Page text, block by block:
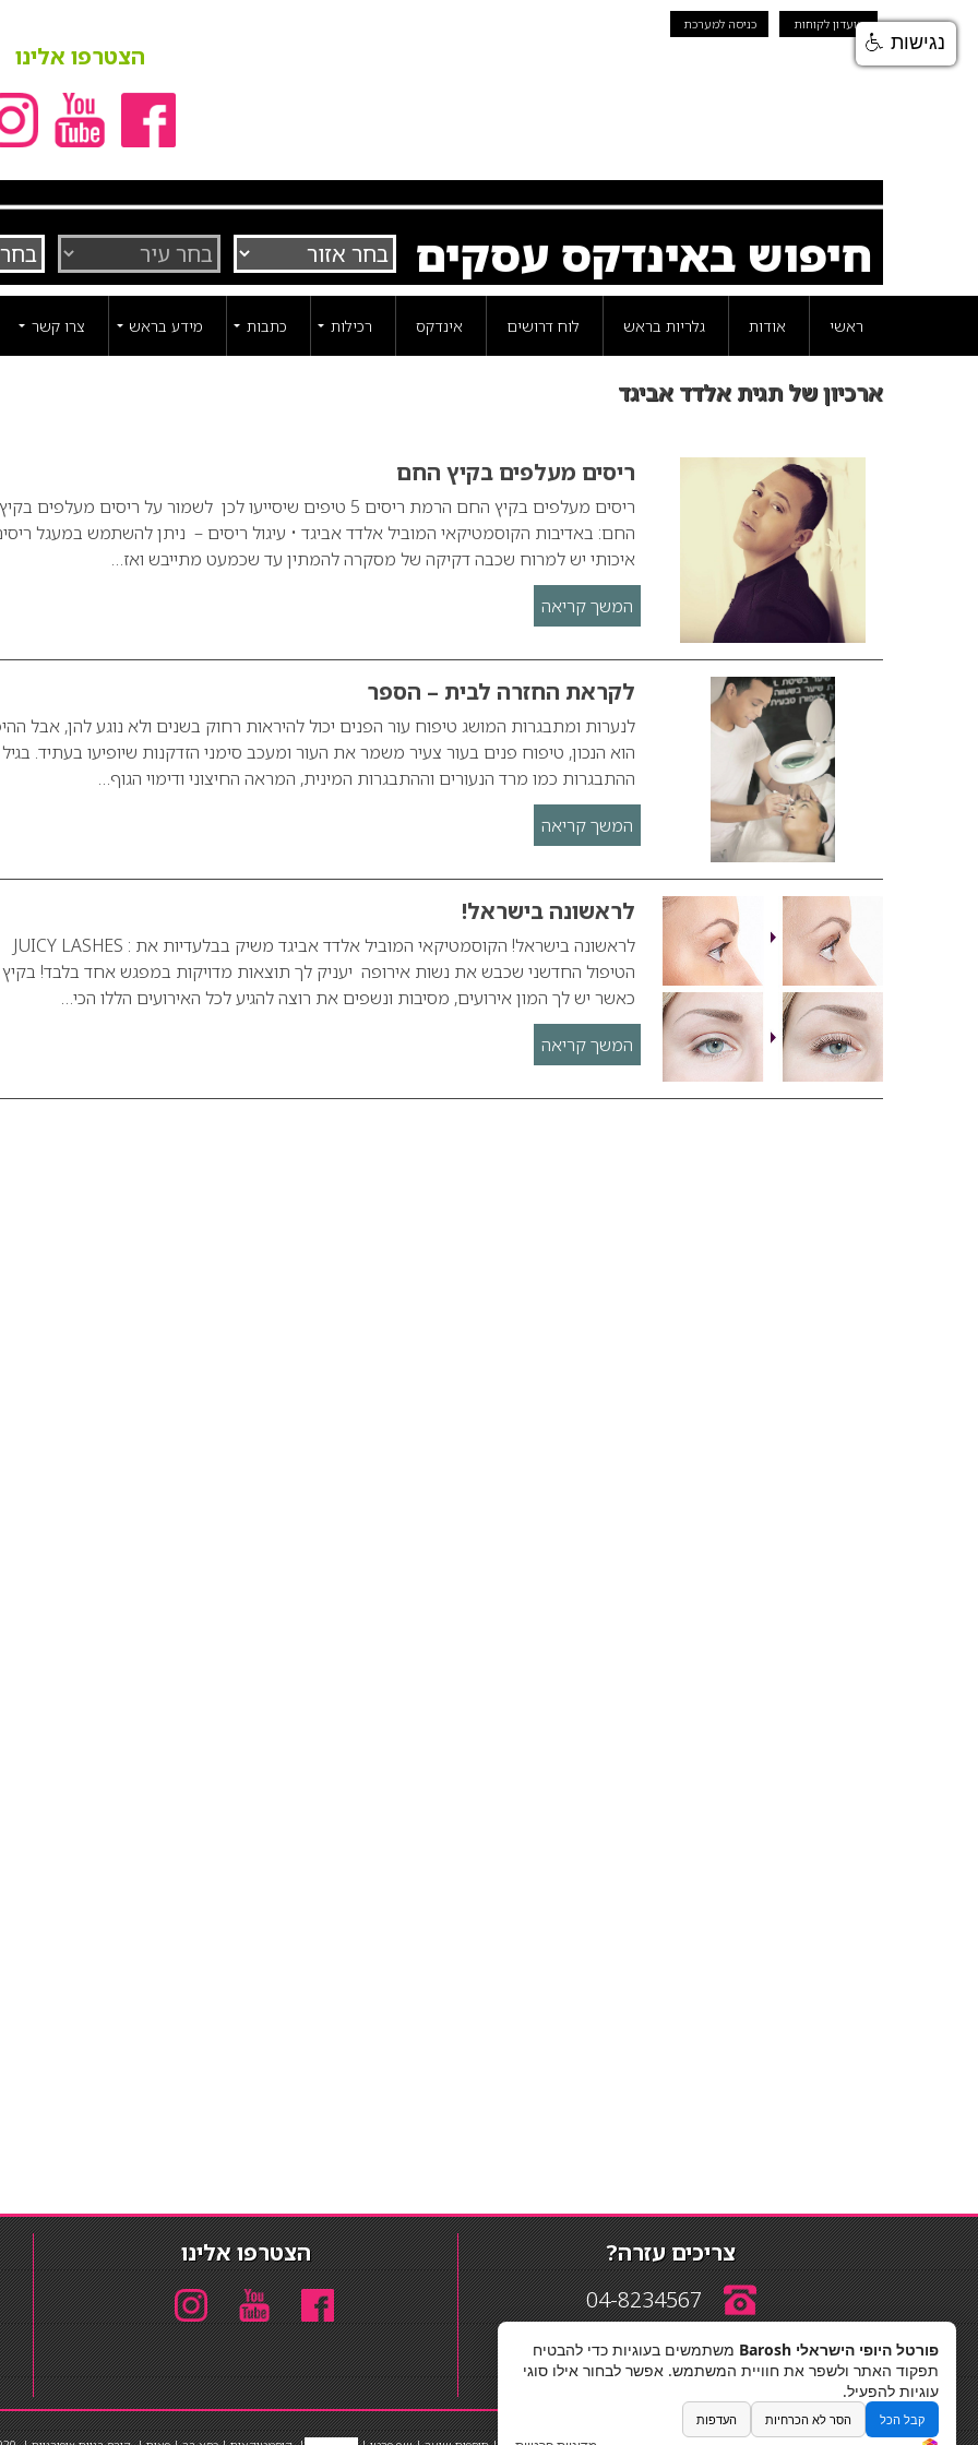
מועדון לקוחות כניסה למערכת
הצטרפו אלינו
חיפוש באינדקס עסקים
ראשי אודות גלריות בראש לוח דרושים אינדקס רכילות כתבות מידע בראש צרו קשר
ארכיון של תגית אלדד אביגד
ריסים מעלפים בקיץ החם
ריסים מעלפים בקיץ החם הרמת ריסים 5 טיפים שיסייעו לכן לשמור על ריסים מעלפים בקיץ
החם: באדיבות הקוסמטיקאי המוביל אלדד אביגד • עיגול ריסים – ניתן להשתמש במעגל
איכותי יש למרוח שכבה דקיקה של מסקרה להמתין עד שכמעט מתייבש ואז…
המשך קריאה
לקראת החזרה לבית – הספר
לנערות ומתבגרות המושג טיפוח עור הפנים יכול להיראות רחוק בשנים ולא נוגע להן, אבל
הוא הנכון, טיפוח פנים בעור צעיר משמר את העור ומעכב סימני הזדקנות שיופיעו בעתיד. בגיל
ההתבגרות כמו מרד הנעורים וההתבגרות המינית, המראה החיצוני ודימוי הגוף…
המשך קריאה
לראשונה בישראל!
לראשונה בישראל! הקוסמטיקאי המוביל אלדד אביגד משיק בבלעדיות את : JUICY LASHES
הטיפול החדשני שכבש את נשות אירופה יעניק לך תוצאות מדויקות במפגש אחד בלבד! בקיץ
כאשר יש לך המון אירועים, מסיבות ונשפים את רוצה להגיע לכל האירועים הללו הכי…
המשך קריאה
צריכים עזרה?
04-8234567
info@barosh.co.il
הצטרפו אלינו
פורטל היופי הישראלי Barosh
משתמשים בעוגיות כדי להבטיח
תפקוד האתר ולשפר את חוויית המשתמש. אפשר לבחור אילו סוגי
עוגיות להפעיל.
קבל הכל הסר לא הכרחיות העדפות
נגישות